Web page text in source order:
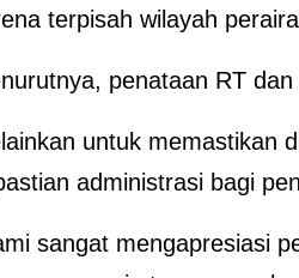
terpisah wilayah
penataan RT
untuk memastikan
administrasi bagi
sangat mengapresiasi